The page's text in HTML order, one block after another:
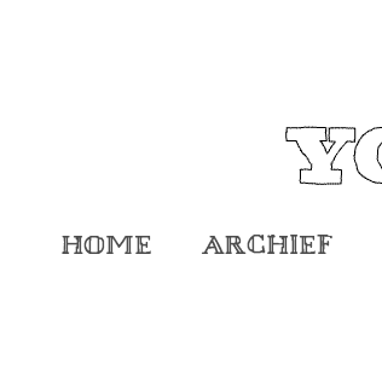
Home Archief